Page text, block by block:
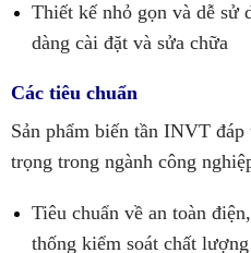
Thiết kế nhỏ gọn và dễ sử
dàng cài đặt và sửa chữa
Các tiêu chuẩn
Sản phẩm biến tần INVT đáp
trọng trong ngành công
Tiêu chuẩn về an toàn
thống kiểm soát chất lượng